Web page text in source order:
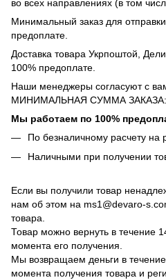
во всех направлениях (в том
Минимальный заказ для
предоплате.
Доставка товара Укрпоштой,
100% предоплате.
Наши менеджеры согласуют с
МИНИМАЛЬНАЯ СУММА ЗАКАЗА:
Мы работаем по 100%
По безналичному расчету на
Наличными при получении
Если вы получили товар
нам об этом на ms1@devaro-
товара.
Товар можно вернуть в течение
момента его получения.
Мы возвращаем деньги в
момента получения товара и